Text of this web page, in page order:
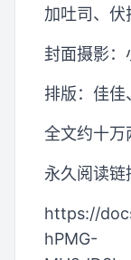
加吐司、伏
封面摄影：
排版：佳佳
全文约十万
永久阅读链
https://
hPMG-